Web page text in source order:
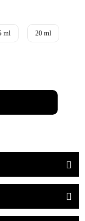
ml 20 ml